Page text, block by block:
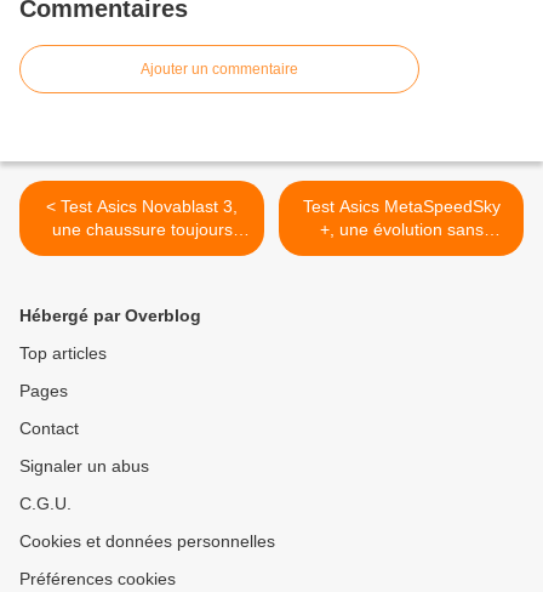
Commentaires
Ajouter un commentaire
< Test Asics Novablast 3,
une chaussure toujours
aussi agréable !
Test Asics MetaSpeedSky
+, une évolution sans
grande révolution >
Hébergé par Overblog
Top articles
Pages
Contact
Signaler un abus
C.G.U.
Cookies et données personnelles
Préférences cookies